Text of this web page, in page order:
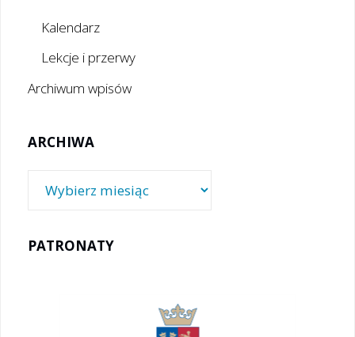
Kalendarz
Lekcje i przerwy
Archiwum wpisów
ARCHIWA
PATRONATY